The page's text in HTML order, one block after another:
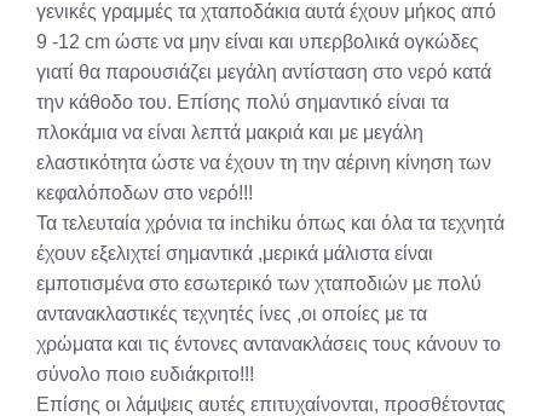
γενικές γραμμές τα χταποδάκια αυτά έχουν μήκος από
9 -12 cm ώστε να μην είναι και υπερβολικά ογκώδες
γιατί θα παρουσιάζει μεγάλη αντίσταση στο νερό κατά
την κάθοδο του. Επίσης πολύ σημαντικό είναι τα
πλοκάμια να είναι λεπτά μακριά και με μεγάλη
ελαστικότητα ώστε να έχουν τη την αέρινη κίνηση των
κεφαλόποδων στο νερό!!!
Τα τελευταία χρόνια τα inchiku όπως και όλα τα τεχνητά
έχουν εξελιχτεί σημαντικά ,μερικά μάλιστα είναι
εμποτισμένα στο εσωτερικό των χταποδιών με πολύ
αντανακλαστικές τεχνητές ίνες ,οι οποίες με τα
χρώματα και τις έντονες αντανακλάσεις τους κάνουν το
σύνολο ποιο ευδιάκριτο!!!
Επίσης οι λάμψεις αυτές επιτυχαίνονται, προσθέτοντας